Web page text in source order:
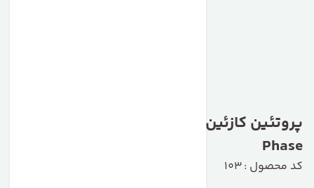
Phase
کد محصول : 103